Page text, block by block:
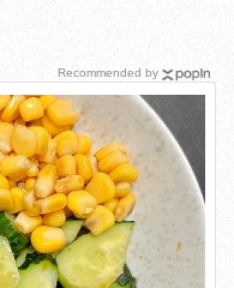
Recommended by